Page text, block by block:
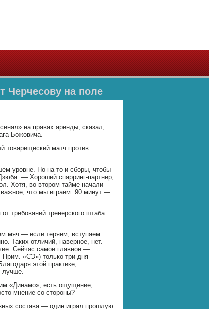
Черчесову на поле
на правах аренды, сказал,
Божовича.
товарищеский матч против
уровне. Но на то и сборы, чтобы
— Хороший спарринг-партнер,
Хотя, во втором тайме начали
что мы играем. 90 минут —
требований тренерского штаба
мяч — если теряем, вступаем
Таких отличий, наверное, нет.
Сейчас самое главное —
«СЭ») только три дня
этой практике,
лучше.
«Динамо», есть ощущение,
мнение со стороны?
состава — один играл прошлую